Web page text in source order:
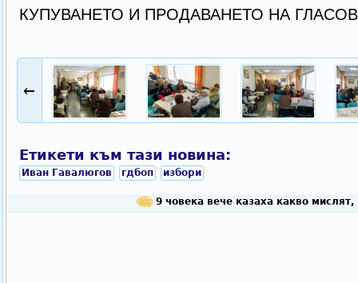
КУПУВАНЕТО И ПРОДАВАНЕТО НА
←
Етикети към тази новина:
Иван Гавалюгов гдбоп избори
9 човека вече казаха какво